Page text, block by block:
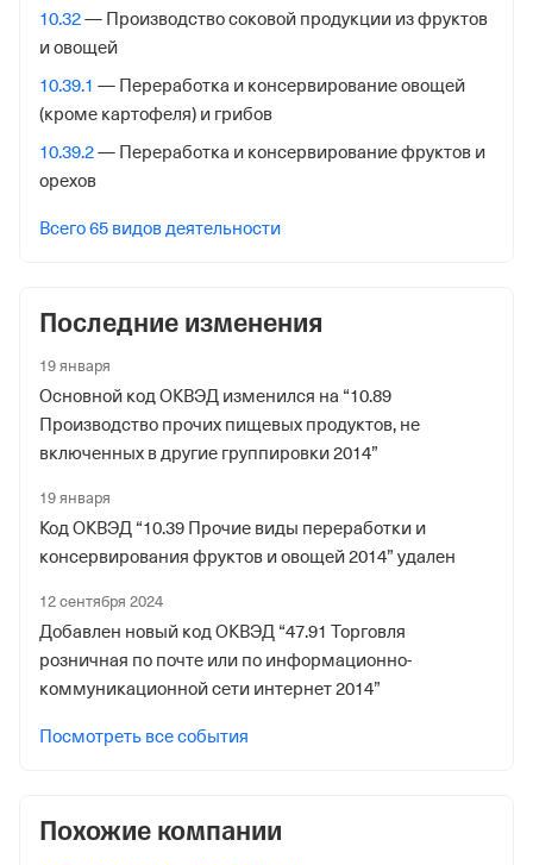
Адрес налоговой
125373, гор. Москва, Походный Проезд, Домовладение
3, стр. 2
Внебюджетные фонды
Регистрационный номер в ПФР
1074633031
Отделение Фонда Пенсионного и Социального
Страхования Российской Федерации по гор. Москве и
Регистрационный номер ФссРФ
1074633031
Дата регистрации
22 декабря 2016
Наименование территориального органа
Отделение Фонда Пенсионного и Социального
Московской обл.
10.32— Производство соковой продукции из фруктов
и овощей
10.39.1 — Переработка и консервирование овощей
(кроме картофеля) и грибов
10.39.2— Переработка и консервирование фруктов и
орехов
Всего 65 видов деятельности
Последние изменения
19 января
Основной код ОКВЭД изменился на “10.89
Производство прочих пищевых продуктов, не
включенных в другие группировки 2014”
19 января
Код ОКВЭД “10.39 Прочие виды переработки и
консервирования фруктов и овощей 2014” удален
12 сентября 2024
Добавлен новый код ОКВЭД “47.91 Торговля
розничная по почте или по информационно-
коммуникационной сети интернет 2014”
Посмотреть все события
Похожие компании